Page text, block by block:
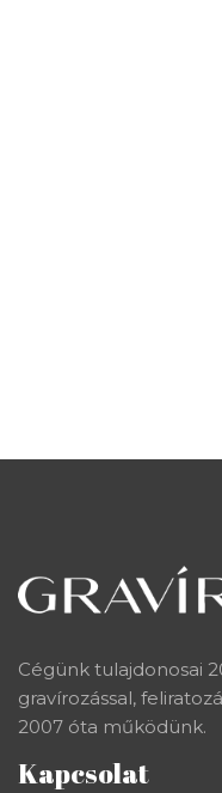
Cégünk tulajdonosai
gravírozással,
2007 óta működünk.
Kapcsolat